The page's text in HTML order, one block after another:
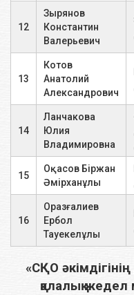
Гистеросальпингография
Жоғарғы және төменгі
панорамалық суреті
Жоғарғы және төменгі
панорамалық суреті
Р - кеуде қуысы
шоғыры
Р - скопия, Р - 1
кеуде қуысы
графиясы
кеуде қуысы
графиясы
12
Зырянов
Константин
Валерьевич
13
Котов
Анатолий
Александрович
14
Ланчакова
Юлия
Владимировна
15
Оқасов Біржан
Әмірханұлы
16
Оразғалиев
Ербол
Тауекелұлы
«СҚО
қалалық